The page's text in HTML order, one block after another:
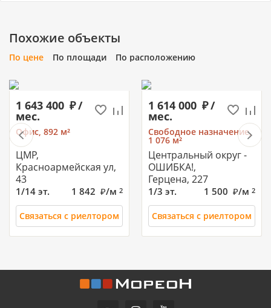
Похожие объекты
По цене По площади По расположению
1 643 400 /
мес.
Офис, 892 м²
ЦМР,
Красноармейская ул,
43
1/14 эт. 1 842 /м 2
Связаться с риелтором
1 614 000 /
мес.
Свободное назначение,
1 076 м²
Центральный округ -
ОШИБКА!,
Герцена, 227
1/3 эт. 1 500 /м 2
Связаться с риелтором
/ 1 120 000